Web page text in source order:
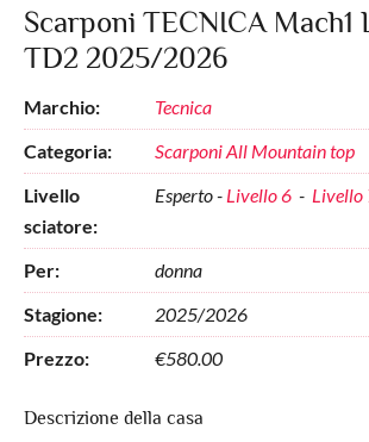
Scarponi TECNICA Mach1
TD2 2025/2026
Marchio:
Tecnica
Categoria:
Scarponi All Mountain top
Livello
sciatore:
Esperto - Livello 6 - Livello
Per:
donna
Stagione:
2025/2026
Prezzo:
€580.00
​Descrizione della casa